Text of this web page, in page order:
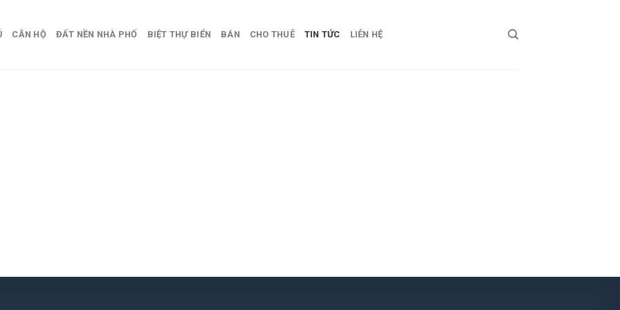
CĂN HỘ ĐẤT NỀN NHÀ PHỐ BIỆT THỰ BIỂN BÁN CHO THUÊ TIN TỨC LIÊN HỆ